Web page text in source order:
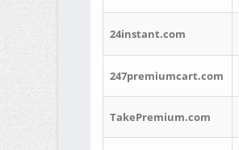
24instant.com
247premiumcart.com
TakePremium.com